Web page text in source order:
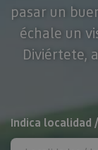
pasar un
échale un
Diviértete,
BUSCAR
Indica localidad